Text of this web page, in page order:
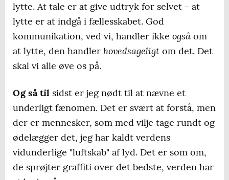
lytte. At tale er at give udtryk for selvet - at
lytte er at indgå i fællesskabet. God
kommunikation, ved vi, handler ikke også om
at lytte, den handler hovedsageligt om det. Det
skal vi alle øve os på.
Og så til sidst er jeg nødt til at nævne et
underligt fænomen. Det er svært at forstå, men
der er mennesker, som med vilje tage rundt og
ødelægger det, jeg har kaldt verdens
vidunderlige "luftskab" af lyd. Det er som om,
de sprøjter graffiti over det bedste, verden har